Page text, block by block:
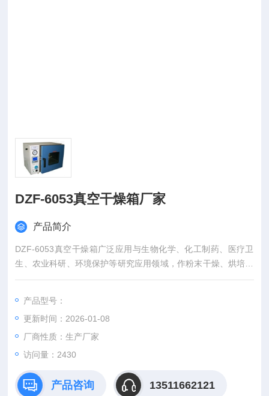
DZF-6053真空干燥箱厂家
产品简介
DZF-6053真空干燥箱广泛应用与生物化学、化工制药、医疗卫
生、农业科研、环境保护等研究应用领域，作粉末干燥、烘培以
及各类玻璃容器的消毒和灭菌之用。DZF-6053真空干燥箱厂家
产品型号：
更新时间：2026-01-08
厂商性质：生产厂家
访问量：2430
产品咨询 13511662121